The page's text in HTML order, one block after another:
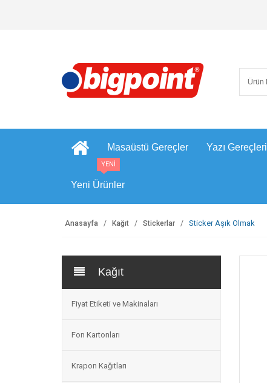
Masaüstü Gereçler Yazı Gereçleri
Yeni Ürünler
YENİ
Anasayfa Kağıt Stickerlar Sticker Aşık Olmak
Kağıt
Fiyat Etiketi ve Makinaları
Fon Kartonları
Krapon Kağıtları